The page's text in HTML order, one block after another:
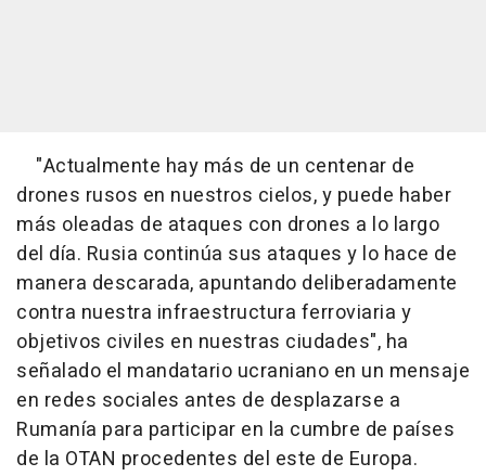
"Actualmente hay más de un centenar de
drones rusos en nuestros cielos, y puede haber
más oleadas de ataques con drones a lo largo
del día. Rusia continúa sus ataques y lo hace de
manera descarada, apuntando deliberadamente
contra nuestra infraestructura ferroviaria y
objetivos civiles en nuestras ciudades", ha
señalado el mandatario ucraniano en un mensaje
en redes sociales antes de desplazarse a
Rumanía para participar en la cumbre de países
de la OTAN procedentes del este de Europa.